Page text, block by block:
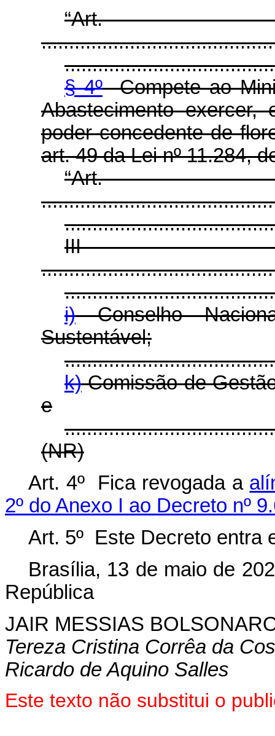
§ 4ºCompete ao
Abastecimento
poder concedente de
art. 49 da Lei nº 11.284,
i)Conselho
Sustentável;
k)Comissão de
e
(NR)
Art. 4º Fica revogada a
2º do Anexo I ao Decreto nº
Art. 5º Este Decreto entra
Brasília, 13 de maio de
República
JAIR MESSIAS
Tereza Cristina Corrêa da
Ricardo de Aquino Salles
Este texto não substitui o